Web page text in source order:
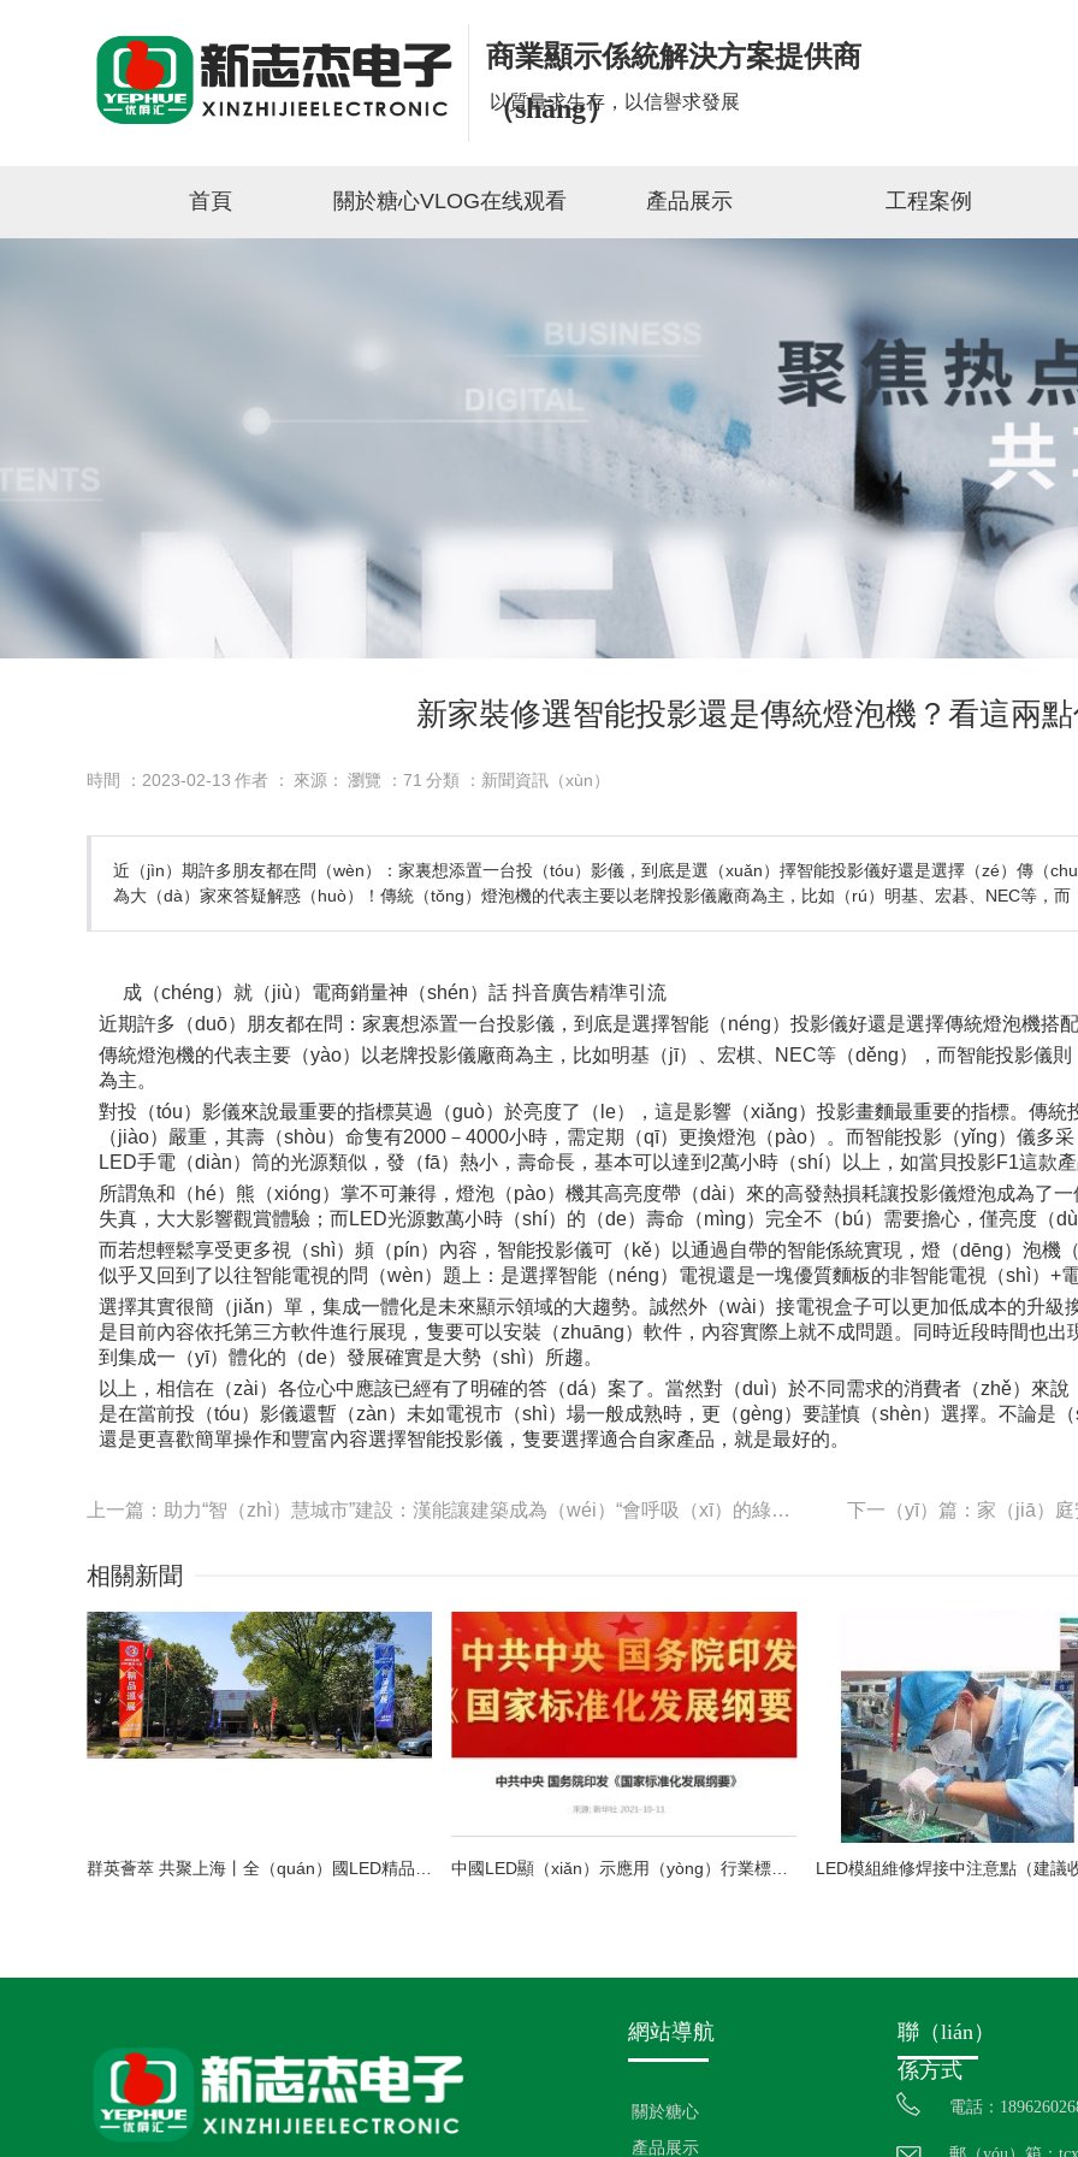
商業顯示係統解決方案提供商
（shāng）
以質量求生存，以信譽求發展
首頁 關於糖心VLOG在线观看 產品展示 工程案例
新家裝修選智能投影還是傳統燈泡機？看這兩
時間 ：2023-02-13 作者 ： 來源： 瀏覽 ： 71 分類 ：新聞資訊（xùn）
近（jìn）期許多朋友都在問（wèn）：家裏想添置一台投（tóu）影儀，到底是選（xuǎn）擇智能投影儀好還是選擇（zé）傳（
為大（dà）家來答疑解惑（huò）！傳統（tǒng）燈泡機的代表主要以老牌投影儀廠商為主，比如（rú）明基、宏碁、NEC等，而
成（chéng）就（jiù）電商銷量神（shén）話 抖音廣告精準引流
近期許多（duō）朋友都在問：家裏想添置一台投影儀，到底是選擇智能（néng）投影儀好還是選擇傳統燈泡機搭
傳統燈泡機的代表主要（yào）以老牌投影儀廠商為主，比如明基（jī）、宏棋、NEC等（děng），而智能投影儀
為主。
對投（tóu）影儀來說最重要的指標莫過（guò）於亮度了（le），這是影響（xiǎng）投影畫麵最重要的指標。傳
（jiào）嚴重，其壽（shòu）命隻有2000－4000小時，需定期（qī）更換燈泡（pào）。而智能投影（yǐng）儀多
LED手電（diàn）筒的光源類似，發（fā）熱小，壽命長，基本可以達到2萬小時（shí）以上，如當貝投影F1這款
所謂魚和（hé）熊（xióng）掌不可兼得，燈泡（pào）機其高亮度帶（dài）來的高發熱損耗讓投影儀燈泡成為了
失真，大大影響觀賞體驗；而LED光源數萬小時（shí）的（de）壽命（mìng）完全不（bú）需要擔心，僅亮度（
而若想輕鬆享受更多視（shì）頻（pín）內容，智能投影儀可（kě）以通過自帶的智能係統實現，燈（dēng）泡機
似乎又回到了以往智能電視的問（wèn）題上：是選擇智能（néng）電視還是一塊優質麵板的非智能電視（shì）+
選擇其實很簡（jiǎn）單，集成一體化是未來顯示領域的大趨勢。誠然外（wài）接電視盒子可以更加低成本的升
是目前內容依托第三方軟件進行展現，隻要可以安裝（zhuāng）軟件，內容實際上就不成問題。同時近段時間也
到集成一（yī）體化的（de）發展確實是大勢（shì）所趨。
以上，相信在（zài）各位心中應該已經有了明確的答（dá）案了。當然對（duì）於不同需求的消費者（zhě）來
是在當前投（tóu）影儀還暫（zàn）未如電視市（shì）場一般成熟時，更（gèng）要謹慎（shèn）選擇。不論是
還是更喜歡簡單操作和豐富內容選擇智能投影儀，隻要選擇適合自家產品，就是最好的。
上一篇：助力“智（zhì）慧城市”建設：漢能讓建築成為（wéi）“會呼吸（xī）的綠色生命體” 下一（yī）篇：家（jiā）
相關新聞
群英薈萃 共聚上海丨全（quán）國LED精品巡展攜手共謀行業（yè）發（fā）展大計 中國LED顯（xiǎn）示應用（yòng）行業標準情況（kuàng）一覽
網站導航
關於糖心
產品展示
聯（lián）
係方式
電話：